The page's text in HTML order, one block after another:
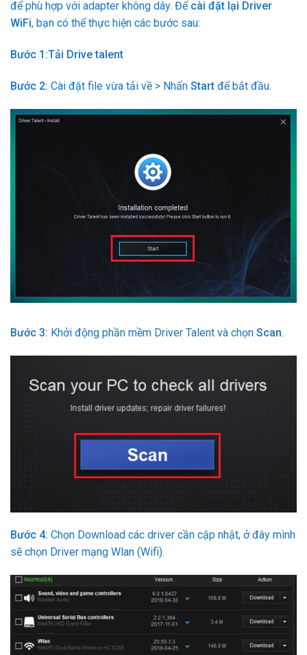
để phù hợp với adapter không dây. Để cài đặt lại Driver
WiFi, bạn có thể thực hiện các bước sau:
Bước 1:Tải Drive talent
Bước 2: Cài đặt file vừa tải về > Nhấn Start để bắt đầu.
Bước 3: Khởi động phần mềm Driver Talent và chọn Scan.
Bước 4: Chọn Download các driver cần cập nhật, ở đây mình
sẽ chọn Driver mạng Wlan (Wifi).